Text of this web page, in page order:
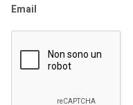
Email